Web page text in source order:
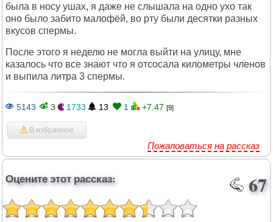
была в носу ушах, я даже не слышала на одно ухо так
оно было забито малофёй, во рту были десятки разных
вкусов спермы.
После этого я неделю не могла выйти на улицу, мне
казалось что все знают что я отсосала километры членов
и выпила литра 3 спермы.
5143 3 1733 13 1 +7.47 [9]
В избранное
Пожаловаться на рассказ
Оцените этот рассказ: 67